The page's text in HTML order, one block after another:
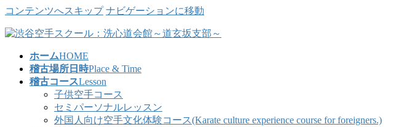
コンテンツへスキップ ナビゲーションに移動
ホームHOME
稽古場所日時Place & Time
稽古コースLesson
子供空手コース
セミパーソナルレッスン
外国人向け空手文化体験コース(Karate culture experience course for foreigners.)